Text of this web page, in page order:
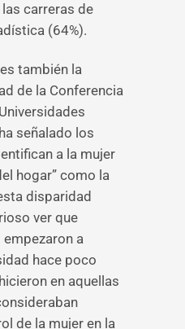
carreras de
(64%).
también la
de la Conferencia
señalado los
a la mujer
hogar” como la
disparidad
ver que
a
hace poco
en aquellas
de la mujer en la